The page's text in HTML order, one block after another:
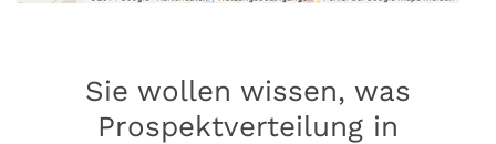
Sie wollen wissen, was
Prospektverteilung in